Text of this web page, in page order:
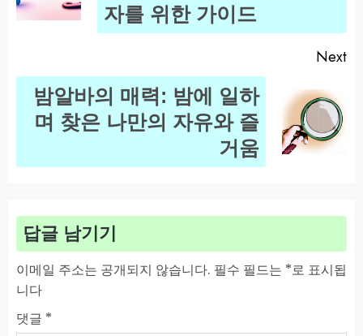
자를 위한 가이드
Next
Next
post:
밤알바의 매력: 밤에 일하
며 찾은 나만의 자유와 즐
거움
답글 남기기
이메일 주소는 공개되지 않습니다. 필수 필드는 *로 표시됩
니다
댓글 *